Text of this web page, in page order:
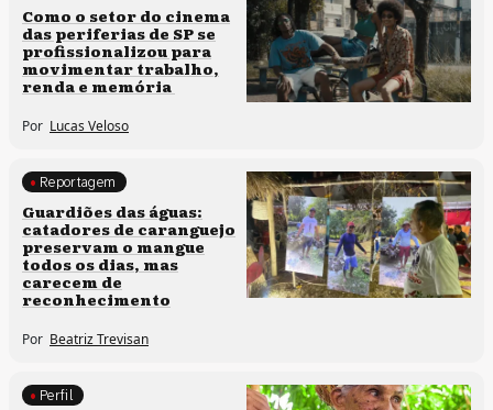
Políticas culturais
Como o setor do cinema
das periferias de SP se
profissionalizou para
movimentar trabalho,
renda e memória
Por Lucas Veloso
Clima e cultura
Reportagem
Guardiões das águas:
catadores de caranguejo
preservam o mangue
todos os dias, mas
carecem de
reconhecimento
Por Beatriz Trevisan
Perfil